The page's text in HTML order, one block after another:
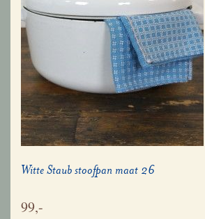
Witte Staub stoofpan maat 26
99,-